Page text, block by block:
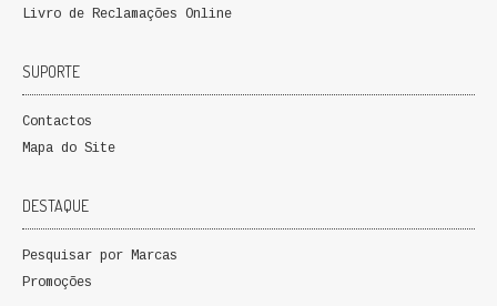
Livro de Reclamações Online
SUPORTE
Contactos
Mapa do Site
DESTAQUE
Pesquisar por Marcas
Promoções